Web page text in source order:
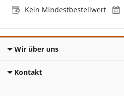
Kein Mindestbestellwert
Wir über uns
Kontakt